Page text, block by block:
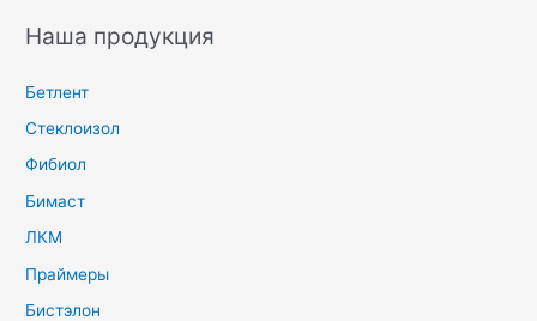
Наша продукция
Бетлент
Стеклоизол
Фибиол
Бимаст
ЛКМ
Праймеры
Бистэлон